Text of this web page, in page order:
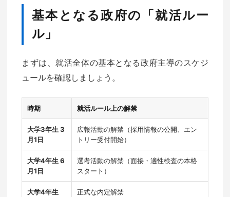
基本となる政府の「就活ルー
ル」
まずは、就活全体の基本となる政府主導のスケジ
ュールを確認しましょう。
時期 就活ルール上の解禁
大学3年生 3
月1日
広報活動の解禁（採用情報の公開、エン
トリー受付開始）
大学4年生 6
月1日
選考活動の解禁（面接・適性検査の本格
スタート）
大学4年生
正式な内定解禁